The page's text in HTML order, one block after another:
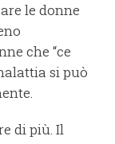
le donne
che “ce
si può
di più. Il